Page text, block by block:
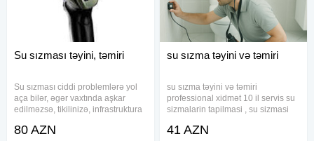
Su sızması təyini, təmiri
Su sızması ciddi problemlərə yol
aça bilər, əgər vaxtında aşkar
edilməzsə, tikilinizə, infrastruktura
Azsantexnika komandası su
80 AZN
su sızma təyini və təmiri
su sızma təyini və təmiri
professional xidmət 10 il servis su
sizmalarin tapilmasi , su sizmasi
41 AZN